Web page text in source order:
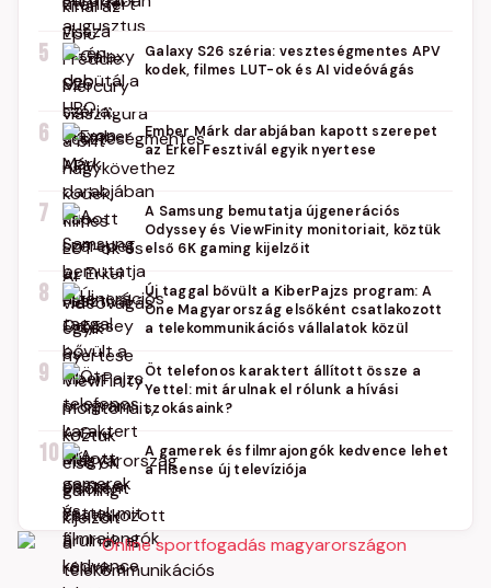
5
Galaxy S26 széria: veszteségmentes APV
kodek, filmes LUT-ok és AI videóvágás
6
Ember Márk darabjában kapott szerepet
az Erkel Fesztivál egyik nyertese
7
A Samsung bemutatja újgenerációs
Odyssey és ViewFinity monitoriait, köztük
első 6K gaming kijelzőit
8
Új taggal bővült a KiberPajzs program: A
One Magyarország elsőként csatlakozott
a telekommunikációs vállalatok közül
9
Öt telefonos karaktert állított össze a
Yettel: mit árulnak el rólunk a hívási
szokásaink?
10
A gamerek és filmrajongók kedvence lehet
a Hisense új televíziója